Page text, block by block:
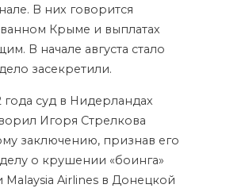
В них говорится
Крыме и выплатах
В начале августа стало
засекретили.
года суд в Нидерландах
Игоря Стрелкова
заключению, признав его
о крушении «боинга»
Malaysia Airlines в Донецкой